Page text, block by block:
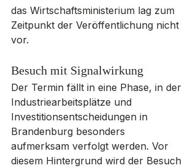
das Wirtschaftsministerium lag zum
Zeitpunkt der Veröffentlichung nicht
vor.
Besuch mit Signalwirkung
Der Termin fällt in eine Phase, in der
Industriearbeitsplätze und
Investitionsentscheidungen in
Brandenburg besonders
aufmerksam verfolgt werden. Vor
diesem Hintergrund wird der Besuch